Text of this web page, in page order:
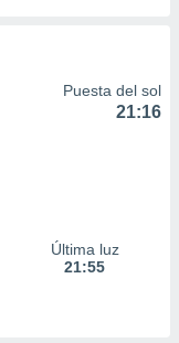
Puesta del sol
21:16
Última luz
21:55